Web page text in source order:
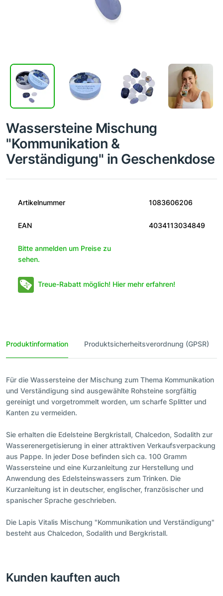
Wassersteine Mischung
"Kommunikation &
Verständigung" in Geschenkdose
Artikelnummer 1083606206
EAN 4034113034849
Bitte anmelden um Preise zu
sehen.
Treue-Rabatt möglich! Hier mehr erfahren!
Produktinformation Produktsicherheitsverordnung (GPSR)
Für die Wassersteine der Mischung zum Thema Kommunikation
und Verständigung sind ausgewählte Rohsteine sorgfältig
gereinigt und vorgetrommelt worden, um scharfe Splitter und
Kanten zu vermeiden.
Sie erhalten die Edelsteine Bergkristall, Chalcedon, Sodalith zur
Wasserenergetisierung in einer attraktiven Verkaufsverpackung
aus Pappe. In jeder Dose befinden sich ca. 100 Gramm
Wassersteine und eine Kurzanleitung zur Herstellung und
Anwendung des Edelsteinswassers zum Trinken. Die
Kurzanleitung ist in deutscher, englischer, französischer und
spanischer Sprache geschrieben.
Die Lapis Vitalis Mischung "Kommunikation und Verständigung"
besteht aus Chalcedon, Sodalith und Bergkristall.
Kunden kauften auch